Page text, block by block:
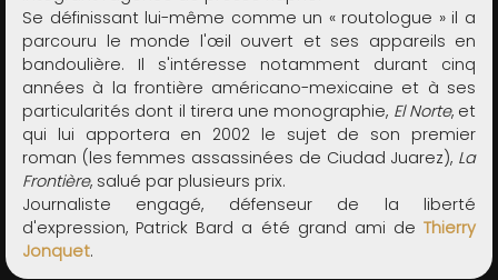
Se définissant lui-même comme un « routologue » il a
parcouru le monde l'œil ouvert et ses appareils en
bandoulière. Il s'intéresse notamment durant cinq
années à la frontière américano-mexicaine et à ses
particularités dont il tirera une monographie, El Norte, et
qui lui apportera en 2002 le sujet de son premier
roman (les femmes assassinées de Ciudad Juarez), La
Frontière, salué par plusieurs prix.
Journaliste engagé, défenseur de la liberté
d'expression, Patrick Bard a été grand ami de Thierry
Jonquet.